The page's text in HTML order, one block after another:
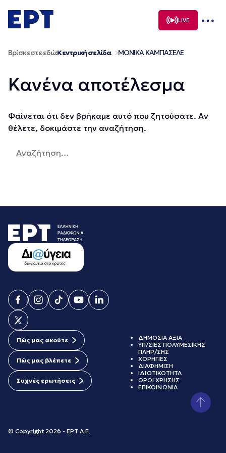
σε
περιεχόμενο
LIVE
Βρίσκεστε εδώ:Κεντρική σελίδα ΜΟΝΙΚΑ ΚΑΜΠΑΣΕΛΕ
Κανένα αποτέλεσμα
Φαίνεται ότι δεν βρήκαμε αυτό που ζητούσατε. Αν
θέλετε, δοκιμάστε την αναζήτηση.
για:
Πώς μας ακούτε
Πώς μας βλέπετε
Συχνές ερωτήσεις
© Copyright 2026 - ΕΡΤ Α.Ε.
ΔΗΜΟΣΙΑ ΑΞΙΑ
ΥΠ/ΣΙΕΣ ΠΟΛΥΜΕΣΙΚΗΣ
ΠΛΗΡ/ΣΗΣ
ΧΟΡΗΓΙΕΣ
ΔΙΑΦΗΜΙΣΗ
ΙΔΙΩΤΙΚΟΤΗΤΑ
ΟΡΟΙ ΧΡΗΣΗΣ
ΕΠΙΚΟΙΝΩΝΙΑ